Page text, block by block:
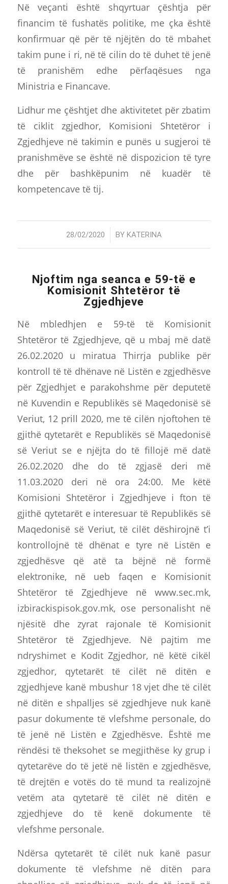
Në veçanti është shqyrtuar çështja për
financim të fushatës politike, me çka është
konfirmuar që për të njëjtën do të mbahet
takim pune i ri, në të cilin do të duhet të jenë
të pranishëm edhe përfaqësues nga
Ministria e Financave.
Lidhur me çështjet dhe aktivitetet për zbatim
të ciklit zgjedhor, Komisioni Shtetëror i
Zgjedhjeve në takimin e punës u sugjeroi të
pranishmëve se është në dispozicion të tyre
dhe për bashkëpunim në kuadër të
kompetencave të tij.
28/02/2020
/ BY KATERINA
Njoftim nga seanca e 59-të e
Komisionit Shtetëror të
Zgjedhjeve
Në mbledhjen e 59-të të Komisionit
Shtetëror të Zgjedhjeve, që u mbaj më datë
26.02.2020 u miratua Thirrja publike për
kontroll të të dhënave në Listën e zgjedhësve
për Zgjedhjet e parakohshme për deputetë
në Kuvendin e Republikës së Maqedonisë së
Veriut, 12 prill 2020, me të cilën njoftohen të
gjithë qytetarët e Republikës së Maqedonisë
së Veriut se e njëjta do të fillojë më datë
26.02.2020 dhe do të zgjasë deri më
11.03.2020 deri në ora 24:00. Me këtë
Komisioni Shtetëror i Zgjedhjeve i fton të
gjithë qytetarët e interesuar të Republikës së
Maqedonisë së Veriut, të cilët dëshirojnë t’i
kontrollojnë të dhënat e tyre në Listën e
zgjedhësve që atë ta bëjnë në formë
elektronike, në ueb faqen e Komisionit
Shtetëror të Zgjedhjeve në www.sec.mk,
izbirackispisok.gov.mk, ose personalisht në
njësitë dhe zyrat rajonale të Komisionit
Shtetëror të Zgjedhjeve. Në pajtim me
ndryshimet e Kodit Zgjedhor, në këtë cikël
zgjedhor, qytetarët të cilët në ditën e
zgjedhjeve kanë mbushur 18 vjet dhe të cilët
në ditën e shpalljes së zgjedhjeve nuk kanë
pasur dokumente të vlefshme personale, do
të jenë në Listën e Zgjedhësve. Është me
rëndësi të theksohet se megjithëse ky grup i
qytetarëve do të jetë në listën e zgjedhësve,
të drejtën e votës do të mund ta realizojnë
vetëm ata qytetarë të cilët në ditën e
zgjedhjeve do të kenë dokumente të
vlefshme personale.
Ndërsa qytetarët të cilët nuk kanë pasur
dokumente të vlefshme në ditën para